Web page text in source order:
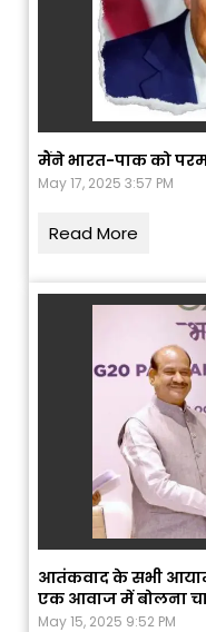
मैंने भारत-पाक को
May 17, 2025 3:57 PM
Read More
आतंकवाद के सभी
एक आवाज में बोलना
May 15, 2025 9:52 PM